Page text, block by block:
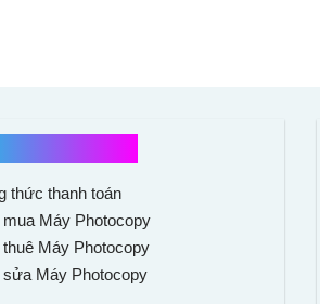
thức thanh toán
Máy Photocopy
Máy Photocopy
Máy Photocopy